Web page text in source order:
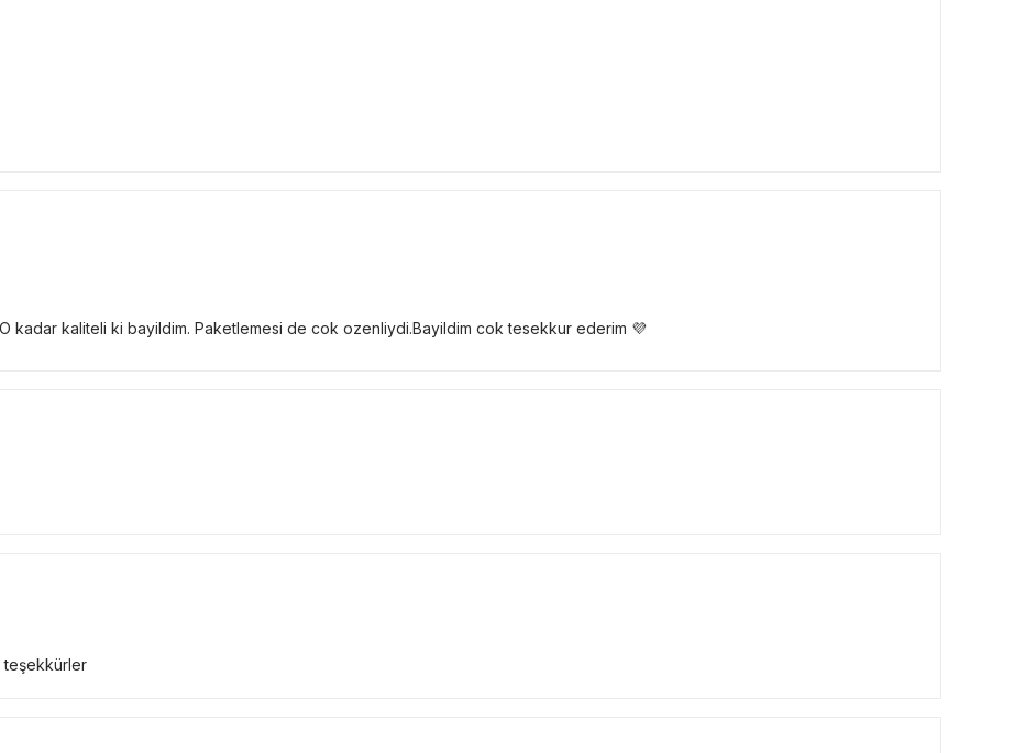
kadar kaliteli ki bayildim. Paketlemesi de cok ozenliydi.Bayildim cok tesekkur ederim 💜
teşekkürler